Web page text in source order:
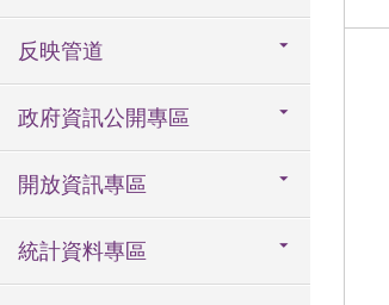
反映管道
政府資訊公開專區
開放資訊專區
統計資料專區